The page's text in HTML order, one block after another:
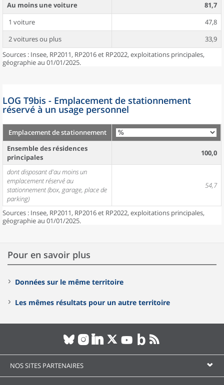
Au moins une voiture
81,7
1 voiture
47,8
2 voitures ou plus
33,9
Sources : Insee, RP2011, RP2016 et RP2022, exploitations principales,
géographie au 01/01/2025.
LOG T9bis - Emplacement de stationnement
réservé à un usage personnel
Emplacement de stationnement
Ensemble des résidences
principales
100,0
dont disposant d'au moins un
emplacement réservé au
stationnement (box, garage, place de
parking)
54,7
Sources : Insee, RP2011, RP2016 et RP2022, exploitations principales,
géographie au 01/01/2025.
Pour en savoir plus
Données sur le même territoire
Les mêmes résultats pour un autre territoire
NOS SITES PARTENAIRES